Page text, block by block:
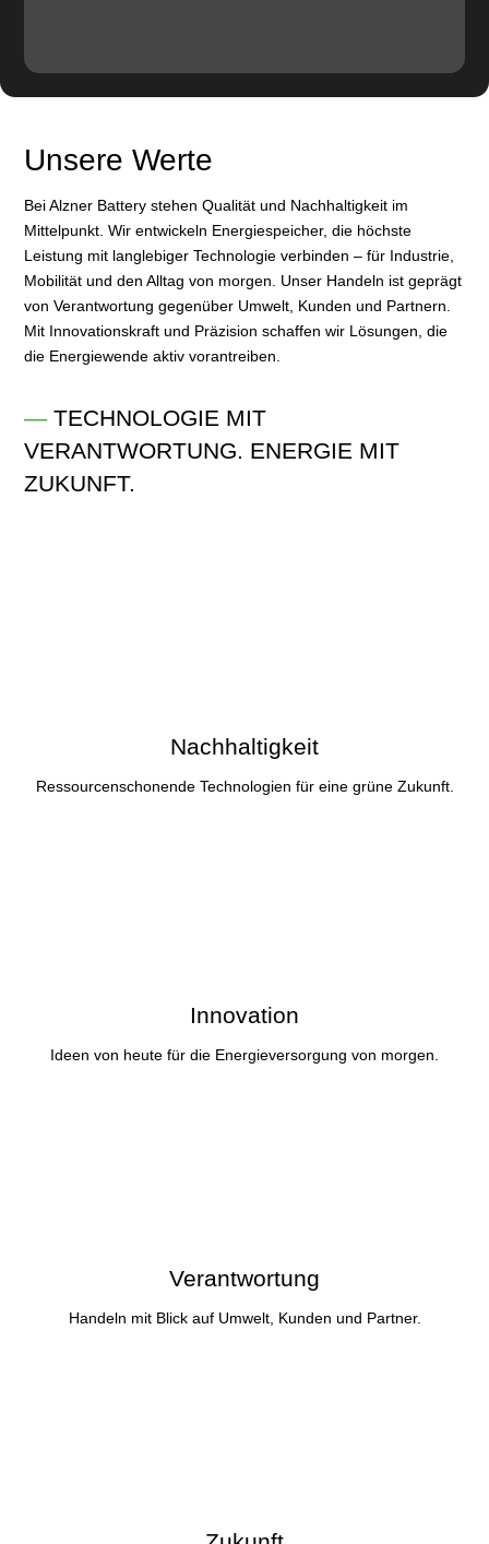
Unsere Werte
Bei Alzner Battery stehen Qualität und Nachhaltigkeit im
Mittelpunkt. Wir entwickeln Energiespeicher, die höchste
Leistung mit langlebiger Technologie verbinden – für Industrie,
Mobilität und den Alltag von morgen. Unser Handeln ist geprägt
von Verantwortung gegenüber Umwelt, Kunden und Partnern.
Mit Innovationskraft und Präzision schaffen wir Lösungen, die
die Energiewende aktiv vorantreiben.
—TECHNOLOGIE MIT
VERANTWORTUNG. ENERGIE MIT
ZUKUNFT.
Nachhaltigkeit
Ressourcenschonende Technologien für eine grüne Zukunft.
Innovation
Ideen von heute für die Energieversorgung von morgen.
Verantwortung
Handeln mit Blick auf Umwelt, Kunden und Partner.